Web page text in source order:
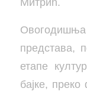
представа,
етапе
бајке,